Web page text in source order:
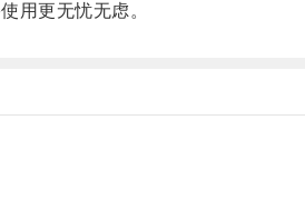
用更无忧无虑。